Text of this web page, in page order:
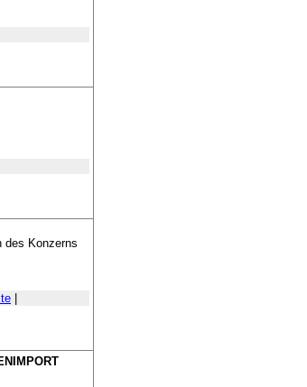
des Konzerns